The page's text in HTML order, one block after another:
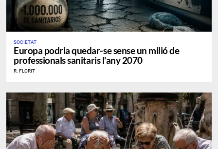
SOCIETAT
Europa podria quedar-se sense un milió de
professionals sanitaris l'any 2070
R. FLORIT